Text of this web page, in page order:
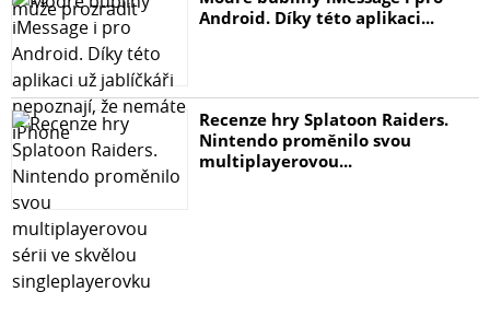
Android. Díky této aplikaci...
Recenze hry Splatoon Raiders.
Nintendo proměnilo svou
multiplayerovou...